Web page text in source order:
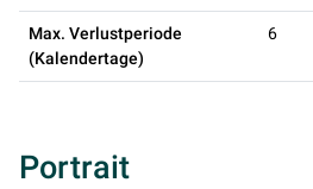
Max. Verlustperiode
(Kalendertage)
6
Portrait